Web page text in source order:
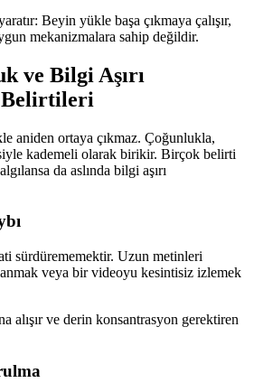
Beyin yükle başa çıkmaya çalışır,
mekanizmalara sahip değildir.
ve Bilgi Aşırı
Belirtileri
aniden ortaya çıkmaz. Çoğunlukla,
kademeli olarak birikir. Birçok belirti
da aslında bilgi aşırı
sürdürememektir. Uzun metinleri
veya bir videoyu kesintisiz izlemek
alışır ve derin konsantrasyon gerektiren